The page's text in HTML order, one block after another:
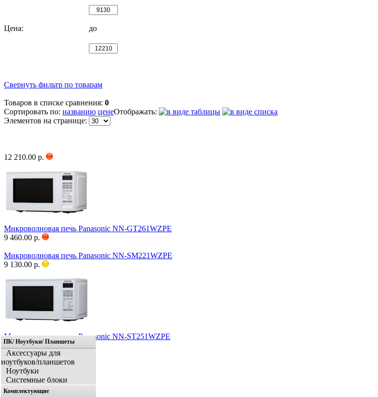
Цена: до
Свернуть фильтр по товарам
Товаров в списке сравнения: 0
Сортировать по: названию ценеОтображать:
Элементов на странице:
12 210.00 р.
Микроволновая печь Panasonic NN-GT261WZPE
9 460.00 р.
Микроволновая печь Panasonic NN-SM221WZPE
9 130.00 р.
Микроволновая печь Panasonic NN-ST251WZPE
ПК/ Ноутбуки/ Планшеты
Аксессуары для
ноутбуков/планшетов
Ноутбуки
Системные блоки
Комплектующие